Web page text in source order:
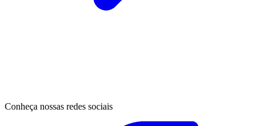
Conheça nossas redes sociais